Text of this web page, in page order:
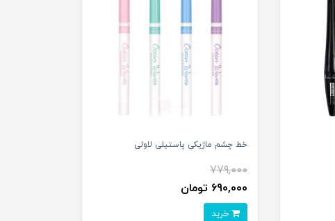
خط چشم ماژیکی پاستیلی لاولی
779,000
690,000 تومان
خرید